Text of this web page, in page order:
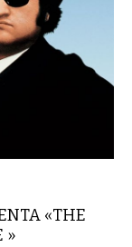
«THE
»